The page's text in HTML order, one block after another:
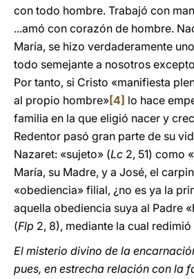
con todo hombre. Trabajó con
...amó con corazón de hombre.
María, se hizo verdaderamente
todo semejante a nosotros
Por tanto, si Cristo «manifiesta
al propio hombre»[4] lo hace
familia en la que eligió nacer y
Redentor pasó gran parte de su
Nazaret: «sujeto» (Lc 2, 51) como
María, su Madre, y a José, el
«obediencia» filial, ¿no es ya la
aquella obediencia suya al Padre
(Flp 2, 8), mediante la cual
El misterio divino de la
pues, en estrecha relación con la